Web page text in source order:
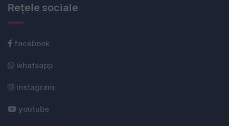
Rețele sociale
facebook
whatsapp
instagram
youtube